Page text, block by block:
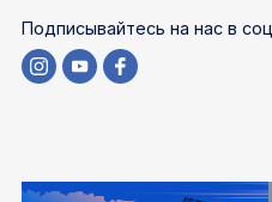
Подписывайтесь на нас в